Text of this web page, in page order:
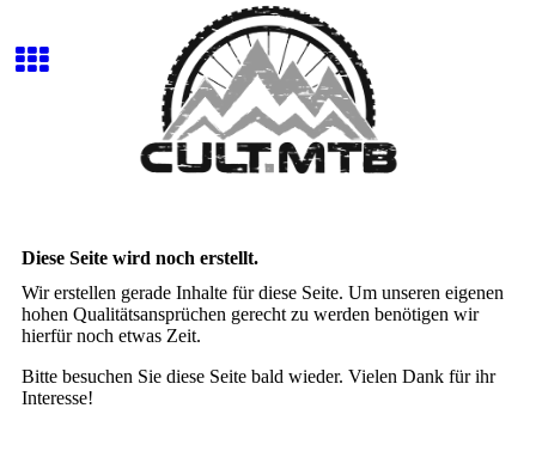
Diese Seite wird noch erstellt.
Wir erstellen gerade Inhalte für diese Seite. Um unseren eigenen
hohen Qualitätsansprüchen gerecht zu werden benötigen wir
hierfür noch etwas Zeit.
Bitte besuchen Sie diese Seite bald wieder. Vielen Dank für ihr
Interesse!